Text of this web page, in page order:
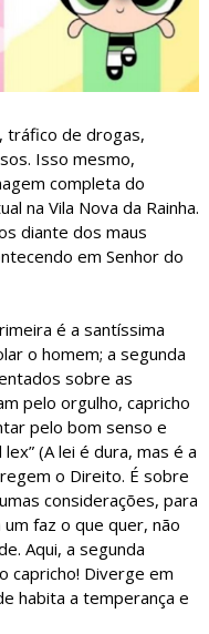
tráfico de drogas,
Isso mesmo,
completa do
na Vila Nova da Rainha.
diante dos maus
em Senhor do
é a santíssima
o homem; a segunda
sobre as
pelo orgulho, capricho
pelo bom senso e
(A lei é dura, mas é a
o Direito. É sobre
considerações, para
faz o que quer, não
Aqui, a segunda
capricho! Diverge em
habita a temperança e